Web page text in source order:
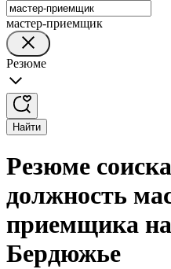
мастер-приемщик
Резюме
Найти
Резюме
должность
приемщика
Бердюжье